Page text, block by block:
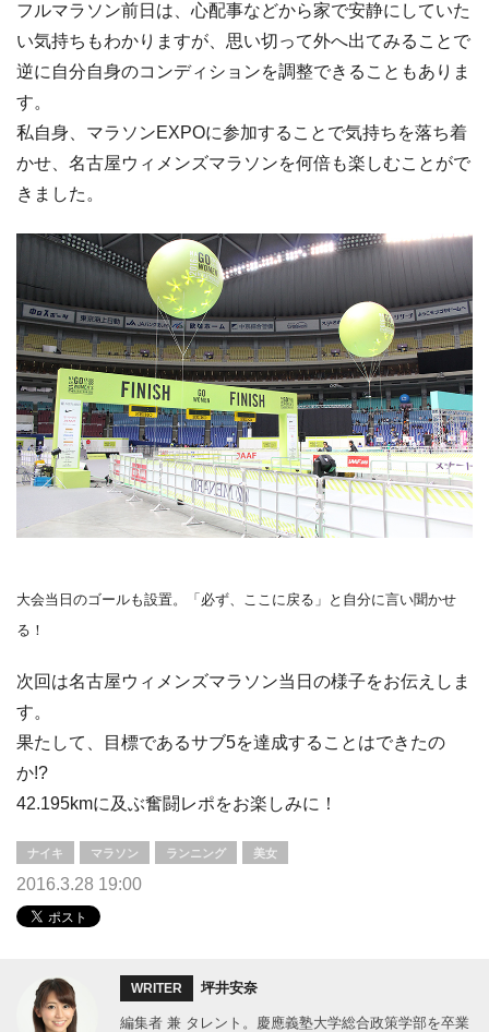
フルマラソン前日は、心配事などから家で安静にしていた
い気持ちもわかりますが、思い切って外へ出てみることで
逆に自分自身のコンディションを調整できることもありま
す。
私自身、マラソンEXPOに参加することで気持ちを落ち着
かせ、名古屋ウィメンズマラソンを何倍も楽しむことがで
きました。
大会当日のゴールも設置。「必ず、ここに戻る」と自分に言い聞かせ
る！
次回は名古屋ウィメンズマラソン当日の様子をお伝えしま
す。
果たして、目標であるサブ5を達成することはできたの
か!?
42.195kmに及ぶ奮闘レポをお楽しみに！
ナイキ マラソン ランニング 美女
2016.3.28 19:00
WRITER 坪井安奈
編集者 兼 タレント。慶應義塾大学総合政策学部を卒業